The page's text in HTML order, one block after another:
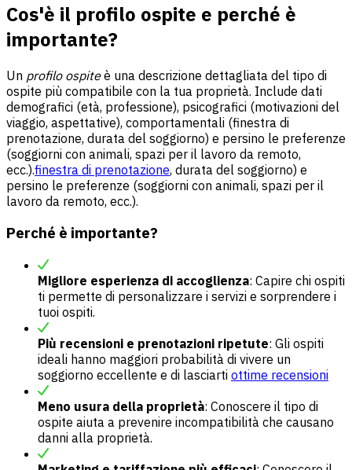
Cos'è il profilo ospite e perché è
importante?
Un profilo ospiteè una descrizione dettagliata del tipo di
ospite più compatibile con la tua proprietà. Include dati
demografici (età, professione), psicografici (motivazioni del
viaggio, aspettative), comportamentali (finestra di
prenotazione, durata del soggiorno) e persino le preferenze
(soggiorni con animali, spazi per il lavoro da remoto,
ecc.).finestra di prenotazione, durata del soggiorno) e
persino le preferenze (soggiorni con animali, spazi per il
lavoro da remoto, ecc.).
Perché è importante?
Migliore esperienza di accoglienza: Capire chi ospiti
ti permette di personalizzare i servizi e sorprendere i
tuoi ospiti.
Più recensioni e prenotazioni ripetute: Gli ospiti
ideali hanno maggiori probabilità di vivere un
soggiorno eccellente e di lasciarti ottime recensioni
Meno usura della proprietà: Conoscere il tipo di
ospite aiuta a prevenire incompatibilità che causano
danni alla proprietà.